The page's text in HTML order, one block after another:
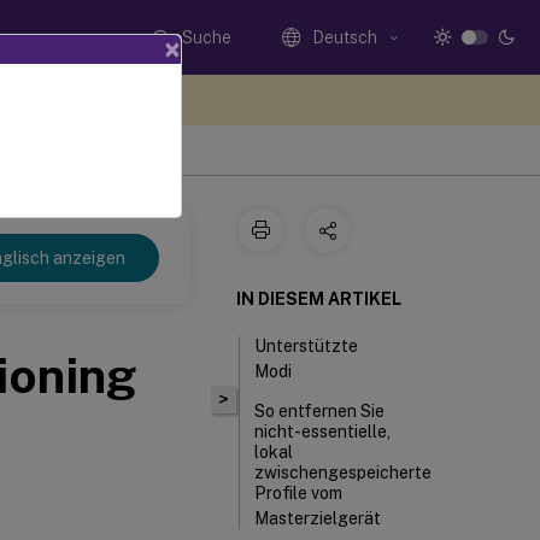
Suche Deutsch
anzeigen
>
IN DIESEM ARTIKEL
Unterstützte
Modi
So entfernen Sie
nicht-essentielle,
lokal
zwischengespeicherte
Profile vom
Masterzielgerät
×